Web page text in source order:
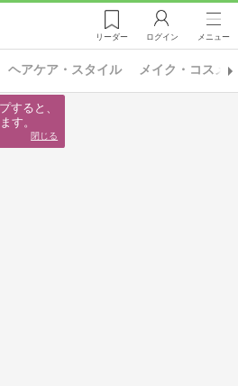
リーダー ログイン メニュー
ヘアケア・スタイル メイク・コスメ
すると、
す。
閉じる